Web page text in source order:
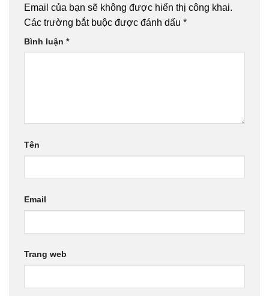
Email của bạn sẽ không được hiển thị công khai.
Các trường bắt buộc được đánh dấu *
Bình luận *
Tên
Email
Trang web